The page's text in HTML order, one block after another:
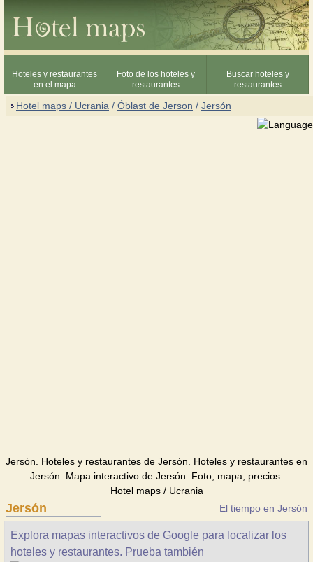
Hoteles y restaurantes
en el mapa
Foto de los hoteles y
restaurantes
Buscar hoteles y
restaurantes
Hotel maps / Ucrania / Óblast de Jerson / Jersón
Jersón. Hoteles y restaurantes de Jersón. Hoteles y restaurantes en
Jersón. Mapa interactivo de Jersón. Foto, mapa, precios.
Hotel maps / Ucrania
Jersón El tiempo en Jersón
Explora mapas interactivos de Google para localizar los
hoteles y restaurantes. Prueba también